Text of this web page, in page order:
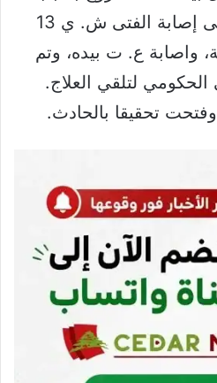
نفاذ الكمية، مما أدى إلى إصابة الفتى ش. ي 13
واصابة ع. ت بيده، وتم
لتلقي العلاج.
تحقيقا بالحادث.